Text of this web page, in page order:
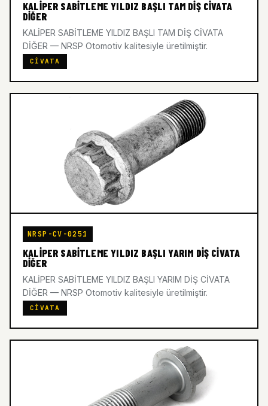
KALİPER SABİTLEME YILDIZ BAŞLI TAM DİŞ CİVATA
DİĞER
KALİPER SABİTLEME YILDIZ BAŞLI TAM DİŞ CİVATA
DİĞER — NRSP Otomotiv kalitesiyle üretilmiştir.
CIVATA
NRSP-CV-0251
KALİPER SABİTLEME YILDIZ BAŞLI YARIM DİŞ CİVATA
DİĞER
KALİPER SABİTLEME YILDIZ BAŞLI YARIM DİŞ CİVATA
DİĞER — NRSP Otomotiv kalitesiyle üretilmiştir.
CIVATA